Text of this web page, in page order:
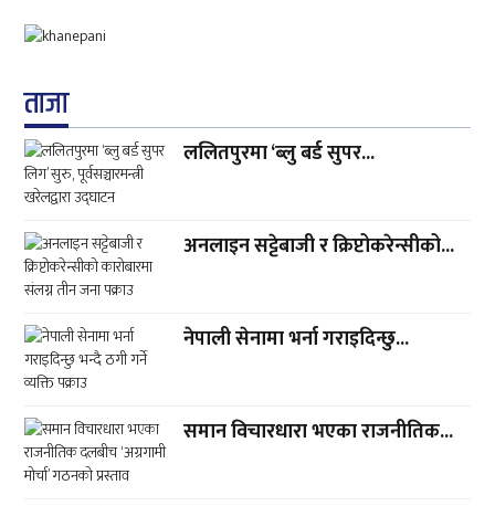
ताजा
ललितपुरमा ‘ब्लु बर्ड सुपर...
अनलाइन सट्टेबाजी र क्रिप्टोकरेन्सीको...
नेपाली सेनामा भर्ना गराइदिन्छु...
समान विचारधारा भएका राजनीतिक...